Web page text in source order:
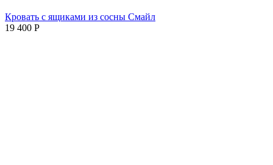
Кровать с ящиками из сосны Смайл
19 400 Р